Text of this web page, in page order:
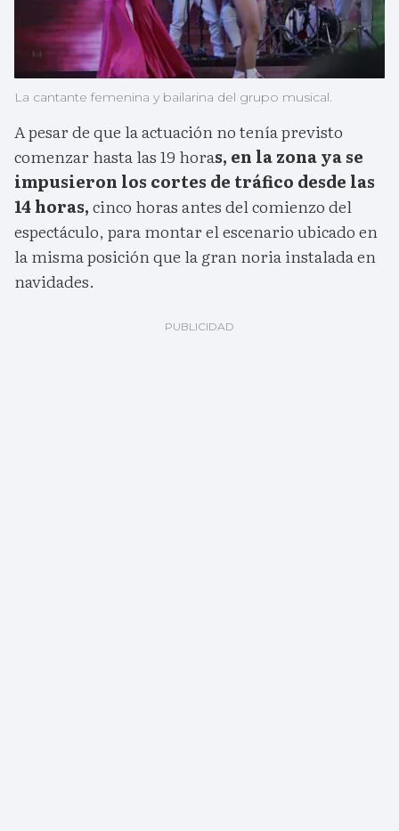
La cantante femenina y bailarina del grupo musical.
A pesar de que la actuación no tenía previsto
comenzar hasta las 19 horas, en la zona ya se
impusieron los cortes de tráfico desde las
14 horas,cinco horas antes del comienzo del
espectáculo, para montar el escenario ubicado en
la misma posición que la gran noria instalada en
navidades.